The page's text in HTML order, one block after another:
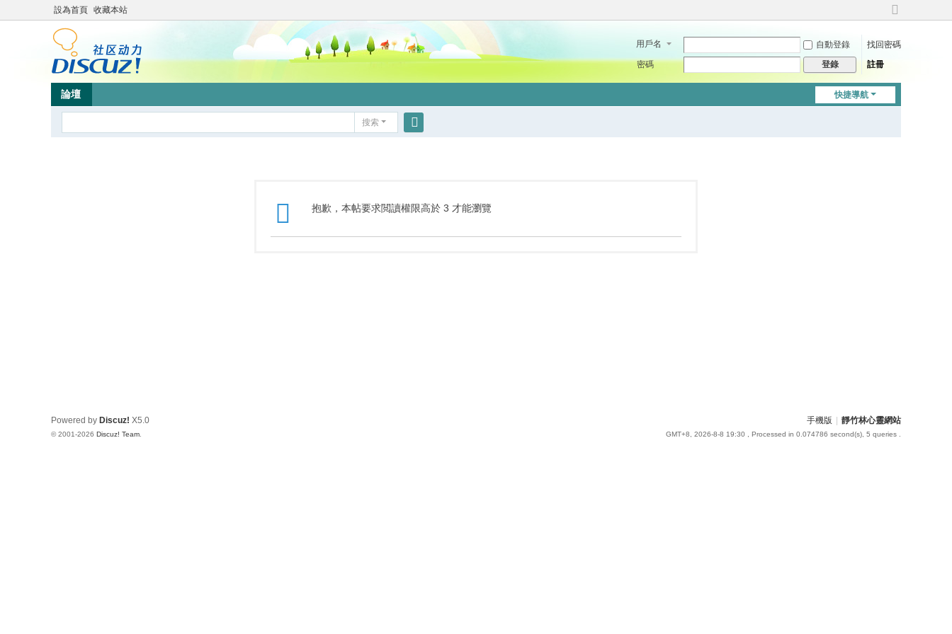
設為首頁 收藏本站
切
到
用戶名 自動登錄
找回密碼
密碼
登錄 註冊
快捷導航
論壇
搜索
抱歉，本帖要求閲讀權限高於 3 才能瀏覽
手機版 靜竹林心靈網站
GMT+8, 2026-8-8 19:30 , Processed in 0.074786 second(s), 5 queries .
Powered by Discuz! X5.0
© 2001-2026 Discuz! Team